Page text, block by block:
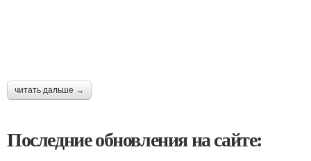
читать дальше →
Последние обновления на сайте: